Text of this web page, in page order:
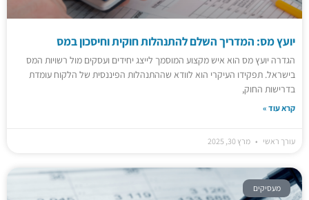
יועץ מס: המדריך השלם להתנהלות חוקית וחיסכון במס
הגדרה יועץ מס הוא איש מקצוע המוסמך לייצג יחידים ועסקים מול רשויות המס
בישראל. תפקידו העיקרי הוא לוודא שההתנהלות הפיננסית של הלקוח עומדת
בדרישות החוק,
קרא עוד »
עורך ראשי מרץ 30, 2025
מעסיקים